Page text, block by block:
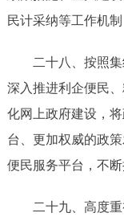
民计采纳等工作机
二十八、按照
深入推进利企便民
化网上政府建设，
台、更加权威的政
便民服务平台，不
二十九、高度